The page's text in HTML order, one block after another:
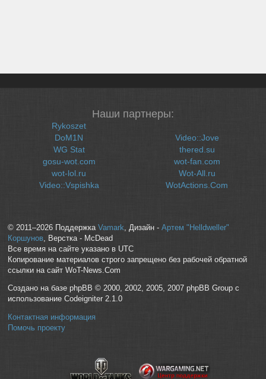
Наши партнеры:
Rykoszet
DoM1N
WG Stat
gosu-wot.com
wot-lol.ru
Video::Vspishka
Video::Jove
thered.su
wot-fan.com
Wot-All.ru
WotActions.Com
© 2011–2026 Поддержка Vamark, Дизайн - Артем "Helldweller"
Коршунов, Верстка - McDead
Все время на сайте указано в UTC
Копирование материалов строго запрещено без рабочей обратной
ссылки на сайт WoT-News.Com
Создано на базе phpBB © 2000, 2002, 2005, 2007 phpBB Group с
использование Codeigniter 2.1.0
Контактная информация
Помочь проекту